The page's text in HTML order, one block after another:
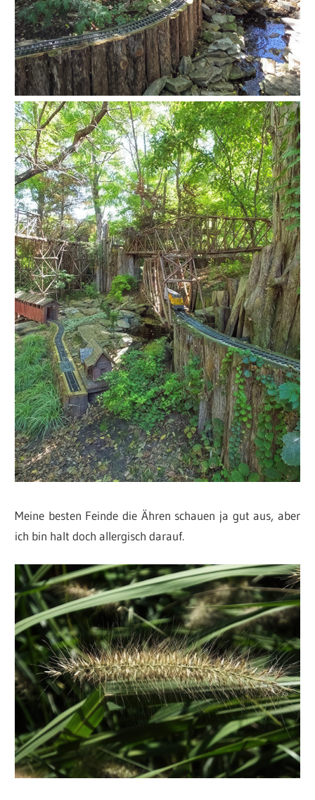
Meine besten Feinde die Ähren schauen ja gut aus, aber
ich bin halt doch allergisch darauf.